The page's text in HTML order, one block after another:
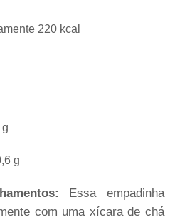
220 kcal
g
Essa empadinha
com uma xícara de chá